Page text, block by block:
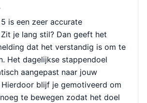
is een zeer accurate
je lang stil? Dan geeft het
dat het verstandig is om te
Het dagelijkse stappendoel
aangepast naar jouw
Hierdoor blijf je gemotiveerd om
te bewegen zodat het doel